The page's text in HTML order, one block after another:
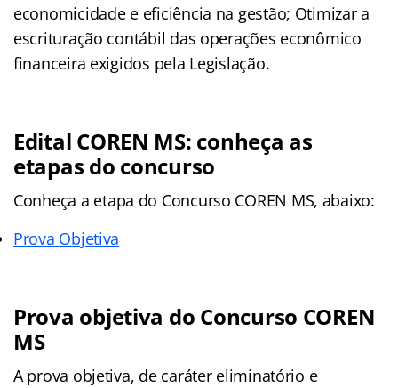
economicidade e eficiência na gestão; Otimizar a
escrituração contábil das operações econômico
financeira exigidos pela Legislação.
Edital COREN MS: conheça as
etapas do concurso
Conheça a etapa do Concurso COREN MS, abaixo:
Prova Objetiva
Prova objetiva do Concurso COREN
MS
A prova objetiva, de caráter eliminatório e